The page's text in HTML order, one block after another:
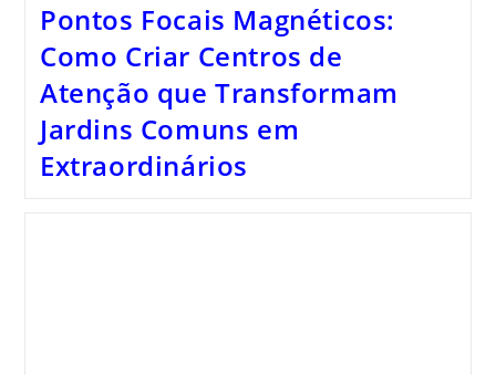
Pontos Focais Magnéticos:
Como Criar Centros de
Atenção que Transformam
Jardins Comuns em
Extraordinários